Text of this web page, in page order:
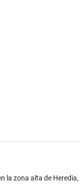
la zona alta de Heredia,